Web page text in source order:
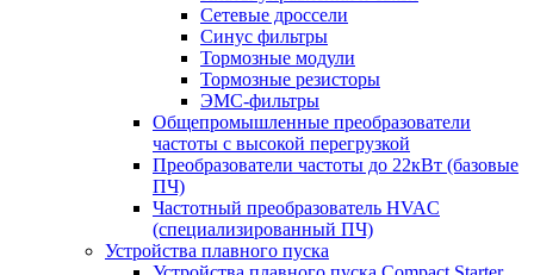
Сетевые дроссели
Синус фильтры
Тормозные модули
Тормозные резисторы
ЭМС-фильтры
Общепромышленные преобразователи
частоты с высокой перегрузкой
Преобразователи частоты до 22кВт (базовые
ПЧ)
Частотный преобразователь HVAC
(специализированный ПЧ)
Устройства плавного пуска